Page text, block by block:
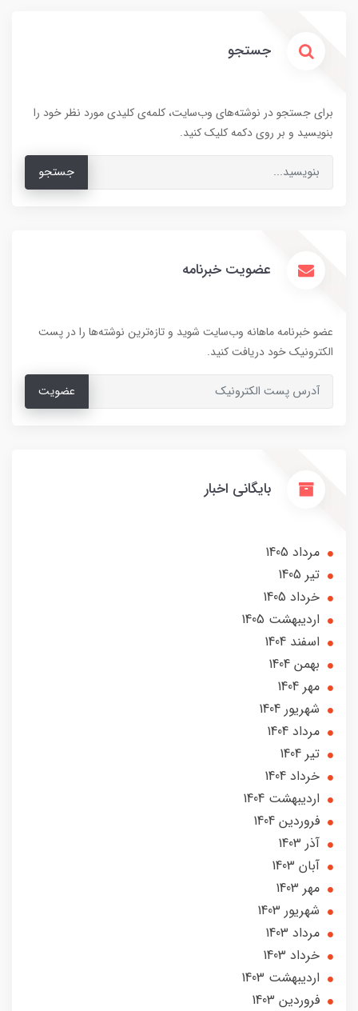
جستجو
برای جستجو در نوشته‌های وب‌سایت، کلمه‌ی کلیدی مورد نظر خود را
بنویسید و بر روی دکمه کلیک کنید.
جستجو
عضویت خبرنامه
عضو خبرنامه ماهانه وب‌سایت شوید و تازه‌ترین نوشته‌ها را در پست
الکترونیک خود دریافت کنید.
عضویت
بایگانی اخبار
مرداد 1405
تير 1405
خرداد 1405
ارديبهشت 1405
اسفند 1404
بهمن 1404
مهر 1404
شهریور 1404
مرداد 1404
تير 1404
خرداد 1404
ارديبهشت 1404
فروردین 1404
آذر 1403
آبان 1403
مهر 1403
شهریور 1403
مرداد 1403
خرداد 1403
ارديبهشت 1403
فروردین 1403